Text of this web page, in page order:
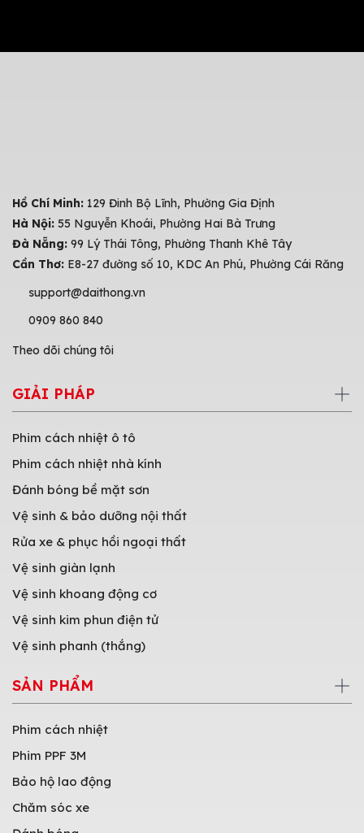
Hồ Chí Minh: 129 Đinh Bộ Lĩnh, Phường Gia Định
Hà Nội: 55 Nguyễn Khoái, Phường Hai Bà Trưng
Đà Nẵng: 99 Lý Thái Tông, Phường Thanh Khê Tây
Cần Thơ: E8-27 đường số 10, KDC An Phú, Phường Cái Răng
support@daithong.vn
0909 860 840
Theo dõi chúng tôi
GIẢI PHÁP
Phim cách nhiệt ô tô
Phim cách nhiệt nhà kính
Đánh bóng bề mặt sơn
Vệ sinh & bảo dưỡng nội thất
Rửa xe & phục hồi ngoại thất
Vệ sinh giàn lạnh
Vệ sinh khoang động cơ
Vệ sinh kim phun điện tử
Vệ sinh phanh (thắng)
SẢN PHẨM
Phim cách nhiệt
Phim PPF 3M
Bảo hộ lao động
Chăm sóc xe